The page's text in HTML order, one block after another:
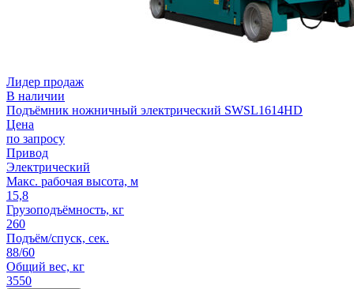
Лидер продаж
В наличии
Подъёмник ножничный электрический SWSL1614HD
Цена
по запросу
Привод
Электрический
Макс. рабочая высота, м
15,8
Грузоподъёмность, кг
260
Подъём/спуск, сек.
88/60
Общий вес, кг
3550